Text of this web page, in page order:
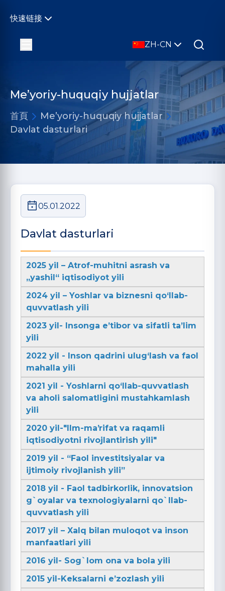
快速链接
ZH-CN
Me’yoriy-huquqiy hujjatlar
首頁
Me’yoriy-huquqiy hujjatlar
Davlat dasturlari
05.01.2022
Davlat dasturlari
2025 yil – Atrof-muhitni asrash va
„yashil“ iqtisodiyot yili
2024 yil – Yoshlar va biznesni qo‘llab-
quvvatlash yili
2023 yil- Insonga e’tibor va sifatli ta’lim
yili
2022 yil - Inson qadrini ulug‘lash va faol
mahalla yili
2021 yil - Yoshlarni qo‘llab-quvvatlash
va aholi salomatligini mustahkamlash
yili
2020 yil-"Ilm-maʼrifat va raqamli
iqtisodiyotni rivojlantirish yili"
2019 yil - “Faol investitsiyalar va
ijtimoiy rivojlanish yili”
2018 yil - Faol tadbirkorlik, innovatsion
g`oyalar va texnologiyalarni qo`llab-
quvvatlash yili
2017 yil – Xalq bilan muloqot va inson
manfaatlari yili
2016 yil- Sog`lom ona va bola yili
2015 yil-Keksalarni e’zozlash yili